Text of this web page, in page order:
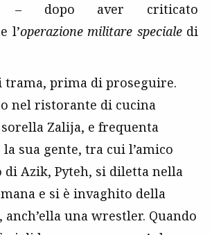
– dopo aver criticato
l’operazione militare specialedi
trama, prima di proseguire.
nel ristorante di cucina
Zalija, e frequenta
sua gente, tra cui l’amico
Azik, Pyteh, si diletta nella
e si è invaghito della
anch’ella una wrestler. Quando